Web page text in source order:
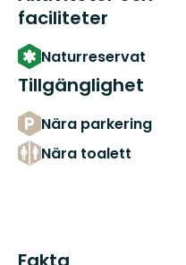
faciliteter
Naturreservat
Tillgänglighet
Nära parkering
Nära toalett